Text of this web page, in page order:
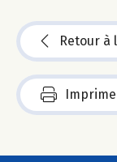
Retour à